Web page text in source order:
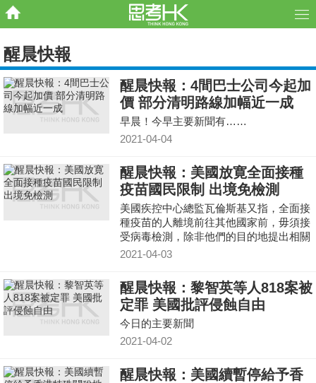
醒晨快報
醒晨快報：4間巴士公司今起加
價 部分清明路線加幅近一成
早晨！今早主要新聞有……
2021-04-04
醒晨快報：美國放寛全面接種
疫苗國民限制 出境免檢測
美國疾控中心總監瓦倫斯基又指，全面接
種疫苗的人離境前往其他國家前，毋須接
受病毒檢測，除非他們的目的地提出相關
要求。不過在返國前，必須在登機前再做
毋須隔離，但就要在3至5天後再檢測病
毒。
2021-04-03
醒晨快報：黎智英等人818案被
定罪 美國批評侵蝕自由
今日的主要新聞
2021-04-02
醒晨快報：美國續暫停給予香